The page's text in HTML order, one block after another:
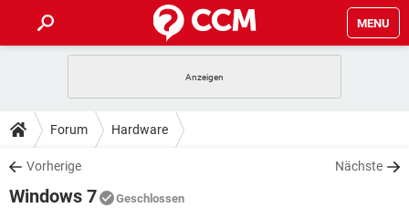
MENU
ANDROID
WINDOWS 10
WHATSAPP
TIPPS & TRICKS
SPIELE
DOWNLOADS
SPIELE
Forum Hardware
Vorherige Nächste
Windows 7 Geschlossen